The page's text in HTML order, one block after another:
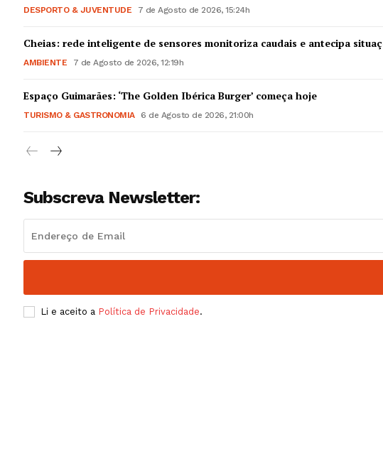
Guimarães, agora!
DESPORTO & JUVENTUDE 7 de Agosto de 2026, 15:24h
Cheias: rede inteligente de sensores monitoriza caudais e antecipa
AMBIENTE 7 de Agosto de 2026, 12:19h
Espaço Guimarães: ‘The Golden Ibérica Burger’ começa hoje
TURISMO & GASTRONOMIA 6 de Agosto de 2026, 21:00h
Subscreva Newsletter:
Li e aceito a Política de Privacidade.